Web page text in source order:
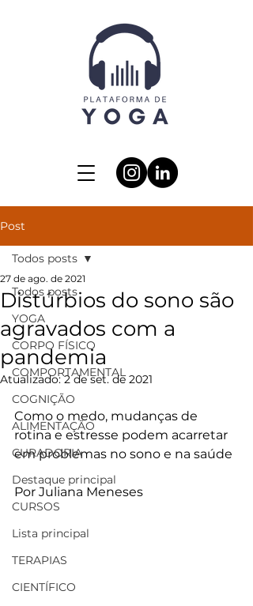
Post
Todos posts
YOGA
CORPO FÍSICO
COMPORTAMENTAL
COGNIÇÃO
ALIMENTAÇÃO
CURADORIA
Destaque principal
CURSOS
Lista principal
TERAPIAS
CIENTÍFICO
Todos posts
Distúrbios do sono são
agravados com a
pandemia
27 de ago. de 2021
Atualizado:2 de set. de 2021
Como o medo, mudanças de
rotina e estresse podem acarretar
em problemas no sono e na saúde
Por Juliana Meneses